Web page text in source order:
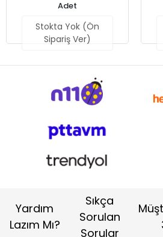
Yok (Ön
Sipariş Ver)
Yardım
Lazım Mı?
Sıkça
Sorulan
Sorular